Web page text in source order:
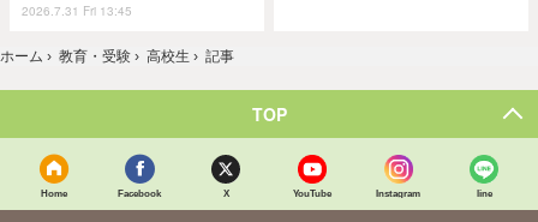
2026.7.31 Fri 13:45
ホーム › 教育・受験 › 高校生 › 記事
TOP
Home Facebook X YouTube Instagram line